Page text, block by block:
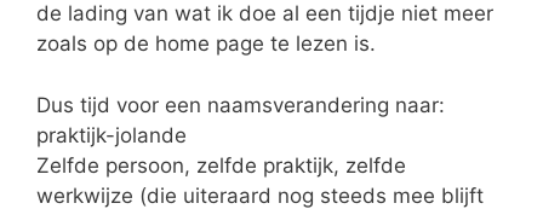
de lading van wat ik doe al een tijdje niet meer
zoals op de home page te lezen is.
Dus tijd voor een naamsverandering naar:
praktijk-jolande
Zelfde persoon, zelfde praktijk, zelfde
werkwijze (die uiteraard nog steeds mee blijft